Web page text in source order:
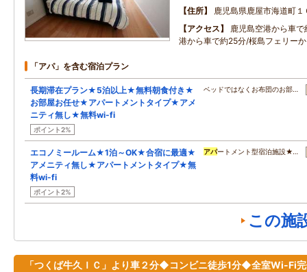
住所
鹿児島県鹿屋市海道町１
アクセス
鹿児島空港から車
港から車で約25分/桜島フェリー
「アパ」を含む宿泊プラン
長期滞在プラン★5泊以上★無料朝食付き★
お部屋お任せ★アパートメントタイプ★アメ
ニティ無し★無料wi-fi
ポイント2%
ベッドではなくお布団のお部…
エコノミールーム★1泊～OK★合宿に最適★
アメニティ無し★アパートメントタイプ★無
料wi-fi
ポイント2%
アパートメント型宿泊施設★…
この施
「つくば牛久ＩＣ」より車２分◆コンビニ徒歩1分◆全室Wi-Fi